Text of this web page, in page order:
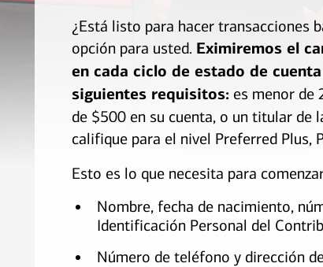
¿Está listo para hacer transacciones
opción para usted. Eximiremos el
en cada ciclo de estado de
siguientes requisitos:es menor de
de $500 en su cuenta, o un titular de
califique para el nivel Preferred Plus,
Esto es lo que necesita para
Nombre, fecha de nacimiento,
Identificación Personal del
Número de teléfono y dirección